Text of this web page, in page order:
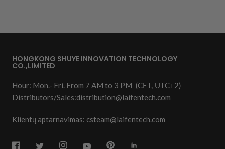
HONGKONG SHUYE INNOVATION TECHNOLOGY
CO.,LIMITED
Hour: Mon.- Fri. From 7 AM to 3 PM (CET, UTC+2)
Distributors/Sales:distribution@laifentech.com
Klientų aptarnavimas: csteam@laifentech.com